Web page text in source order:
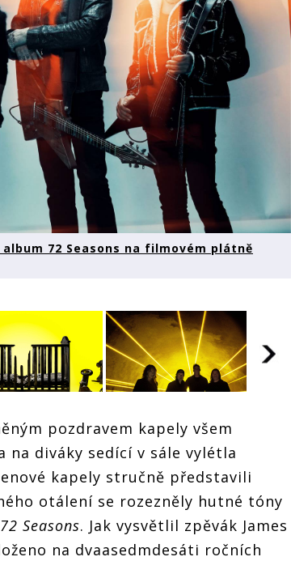
album 72 Seasons na filmovém plátně
Metallica v
album 72
na filmovém
RECENZE: Metallica v
kině – nové album 72
Seasons na filmovém
plátně zaujalo, ale
nenadchlo
pozdravem kapely všem
diváky sedící v sále vylétla
kapely stručně představili
otálení se rozezněly hutné tóny
72 Seasons. Jak vysvětlil zpěvák James
na dvaasedmdesáti ročních